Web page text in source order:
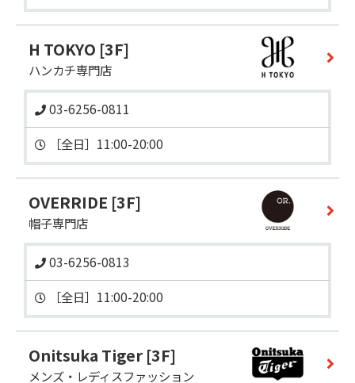
H TOKYO [3F]
ハンカチ専門店
03-6256-0811
OVERRIDE [3F]
帽子専門店
03-6256-0813
［全日］11:00-20:00
Onitsuka Tiger [3F]
メンズ・レディスファッション